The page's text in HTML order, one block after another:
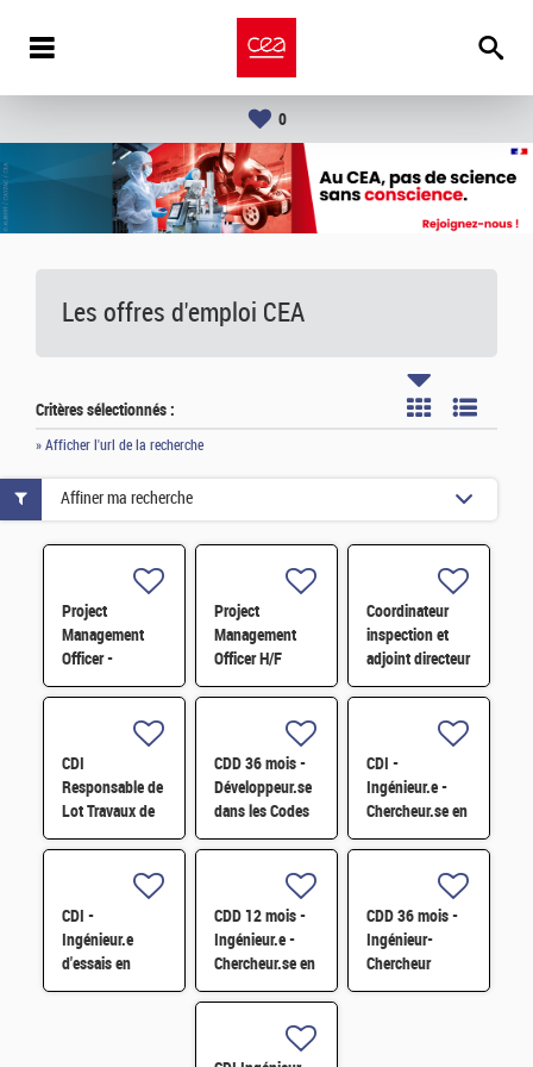
0
Les offres d'emploi CEA
Critères sélectionnés :
» Afficher l'url de la recherche
Project
Management
Officer -
Référent Cost
Project
Management
Officer H/F
Coordinateur
inspection et
adjoint directeur
qualité/inspection
CDI
Responsable de
Lot Travaux de
Démantèlement
CDD 36 mois -
Développeur.se
dans les Codes
de Traitement
Nucléaires et
Monte-Carlo H/F
CDI -
Ingénieur.e -
Chercheur.se en
caractérisation
atomique
tomographique
H/F
CDI -
Ingénieur.e
d'essais en
mécanique
CDD 12 mois -
Ingénieur.e -
Chercheur.se en
Matériaux et
CDD 36 mois -
Ingénieur-
Chercheur
matériaux -
Affiner ma recherche